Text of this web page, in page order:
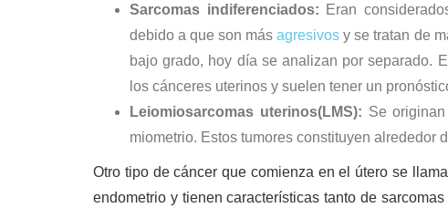
Sarcomas indiferenciados: Eran
debido a que son másagresivos y se tratan de
bajo grado, hoy día se analizan por separado.
los cánceres uterinos y suelen tener un
Leiomiosarcomas uterinos(LMS): Se
miometrio. Estos tumores constituyen alrededor
Otro tipo de cáncer que comienza en el útero se
endometrio y tienen características tanto de